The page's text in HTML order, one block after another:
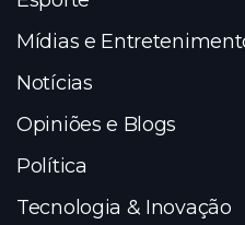
Mídias e
Notícias
Opiniões e Blogs
Política
Tecnologia & Inovação